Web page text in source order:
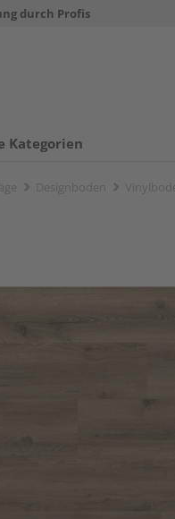
durch Profis
Kategorien